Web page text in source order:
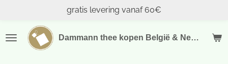
naar
Dammann thee kopen België & Nederland
gratis levering vanaf 60€